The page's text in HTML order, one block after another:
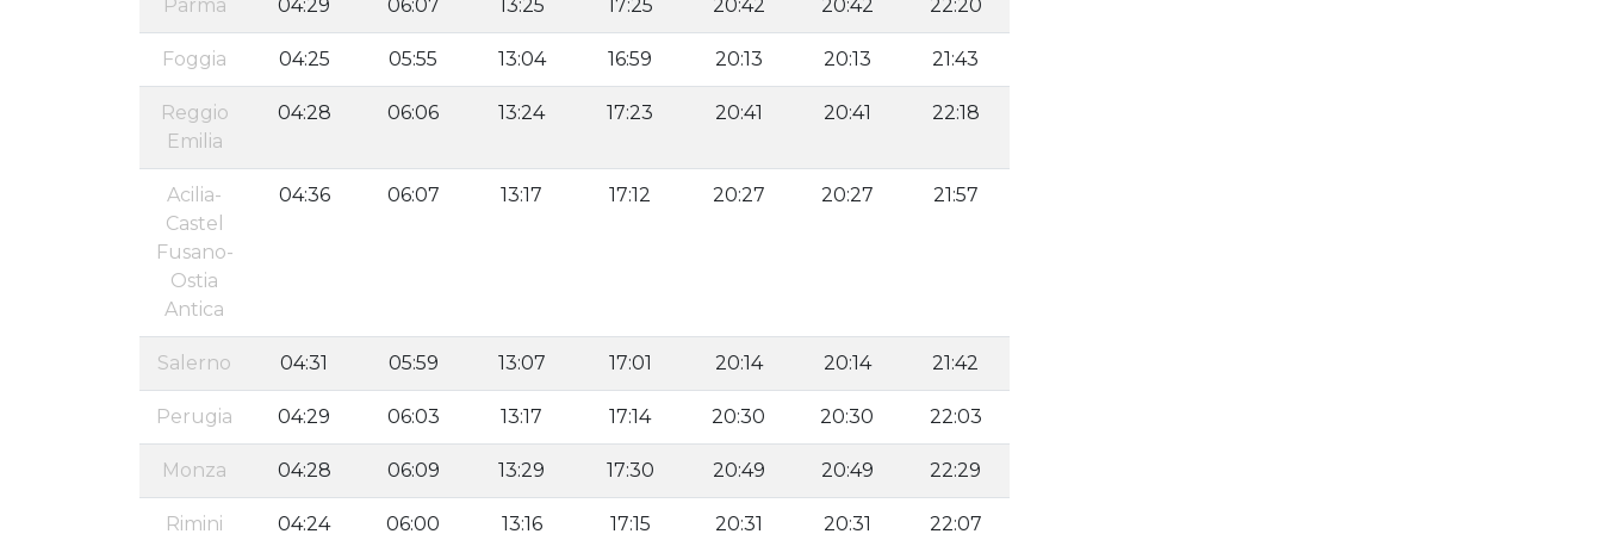
Parma 04:29 06:07 13:25 17:25 20:42 20:42 22:20
Foggia 04:25 05:55 13:04 16:59 20:13 20:13 21:43
Reggio
Emilia
04:28 06:06 13:24 17:23 20:41 20:41 22:18
Acilia-
Castel
Fusano-
Ostia
Antica
04:36 06:07 13:17 17:12 20:27 20:27 21:57
Salerno 04:31 05:59 13:07 17:01 20:14 20:14 21:42
Perugia 04:29 06:03 13:17 17:14 20:30 20:30 22:03
Monza 04:28 06:09 13:29 17:30 20:49 20:49 22:29
Rimini 04:24 06:00 13:16 17:15 20:31 20:31 22:07